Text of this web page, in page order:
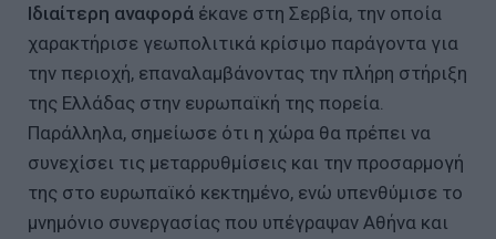
Ιδιαίτερη αναφορά έκανε στη Σερβία, την οποία
χαρακτήρισε γεωπολιτικά κρίσιμο παράγοντα για
την περιοχή, επαναλαμβάνοντας την πλήρη στήριξη
της Ελλάδας στην ευρωπαϊκή της πορεία.
Παράλληλα, σημείωσε ότι η χώρα θα πρέπει να
συνεχίσει τις μεταρρυθμίσεις και την προσαρμογή
της στο ευρωπαϊκό κεκτημένο, ενώ υπενθύμισε το
μνημόνιο συνεργασίας που υπέγραψαν Αθήνα και